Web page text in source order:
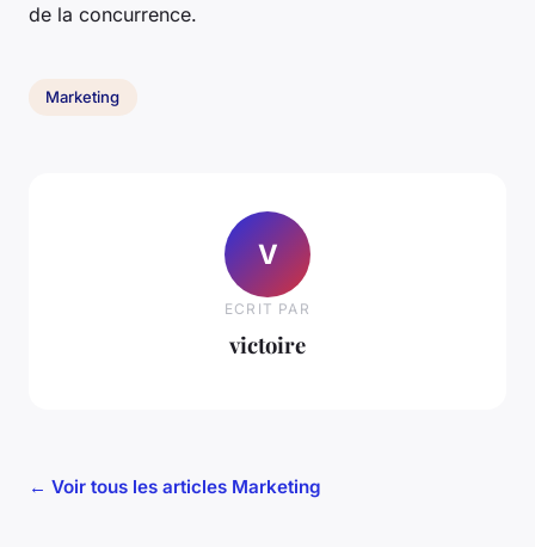
de la concurrence.
Marketing
V
ECRIT PAR
victoire
← Voir tous les articles Marketing